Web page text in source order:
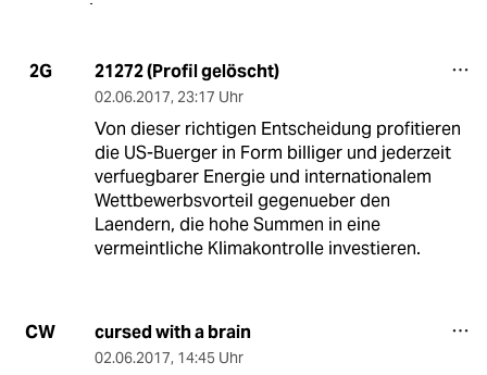
2G 21272 (Profil gelöscht)
02.06.2017, 23:17 Uhr
Von dieser richtigen Entscheidung profitieren
die US-Buerger in Form billiger und jederzeit
verfuegbarer Energie und internationalem
Wettbewerbsvorteil gegenueber den
Laendern, die hohe Summen in eine
vermeintliche Klimakontrolle investieren.
CW cursed with a brain
02.06.2017, 14:45 Uhr